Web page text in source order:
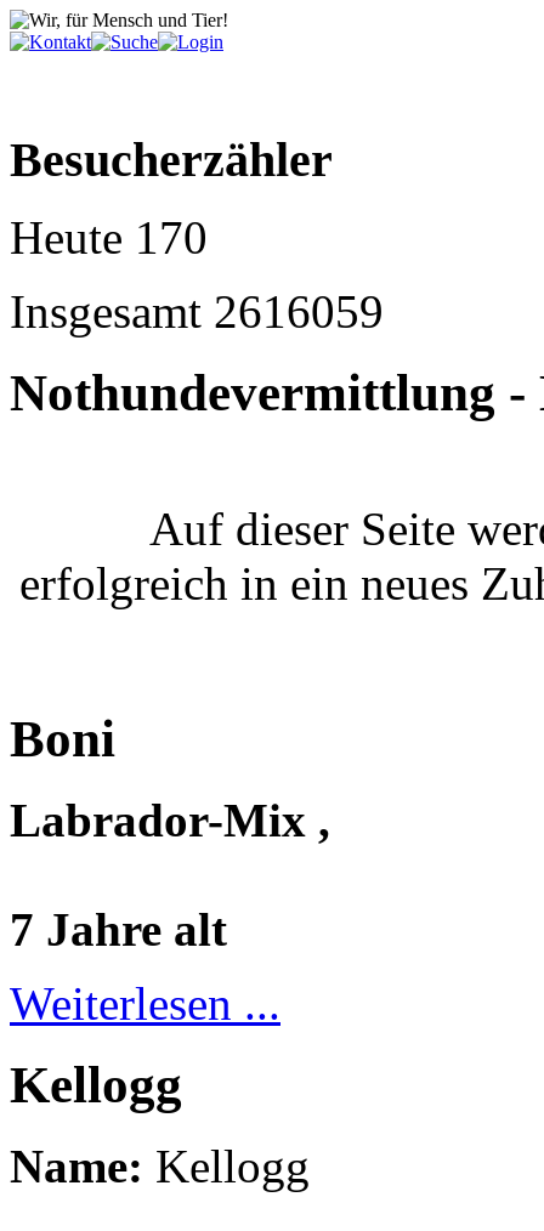
Besucherzähler
Heute 170
Insgesamt 2616059
Nothundevermittlung -
Auf dieser Seite
erfolgreich in ein neues
Boni
Labrador-Mix ,
7 Jahre alt
Weiterlesen ...
Kellogg
Name: Kellogg